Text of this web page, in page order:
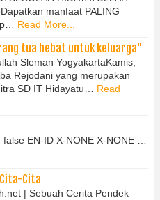
manfaat PALING
Read More...
tua hebat untuk keluarga"
Sleman YogyakartaKamis,
Rejodani yang merupakan
SD IT Hidayatu… Read
EN-ID X-NONE X-NONE …
Cita
| Sebuah Cerita Pendek